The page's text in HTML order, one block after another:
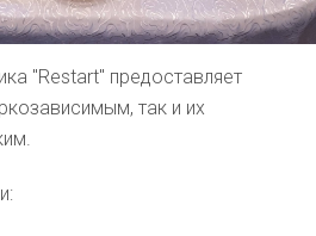
"Restart" предоставляет
так и их